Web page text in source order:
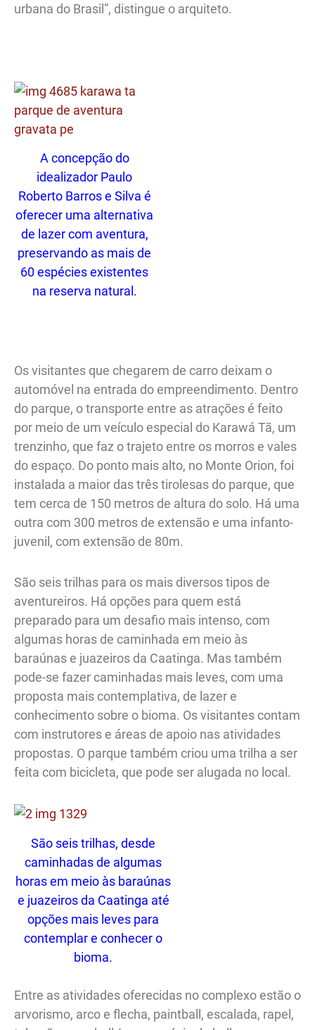
urbana do Brasil”, distingue o arquiteto.
A concepção do
idealizador Paulo
Roberto Barros e Silva é
oferecer uma alternativa
de lazer com aventura,
preservando as mais de
60 espécies existentes
na reserva natural.
Os visitantes que chegarem de carro deixam o
automóvel na entrada do empreendimento. Dentro
do parque, o transporte entre as atrações é feito
por meio de um veículo especial do Karawá Tã, um
trenzinho, que faz o trajeto entre os morros e vales
do espaço. Do ponto mais alto, no Monte Orion, foi
instalada a maior das três tirolesas do parque, que
tem cerca de 150 metros de altura do solo. Há uma
outra com 300 metros de extensão e uma infanto-
juvenil, com extensão de 80m.
São seis trilhas para os mais diversos tipos de
aventureiros. Há opções para quem está
preparado para um desafio mais intenso, com
algumas horas de caminhada em meio às
baraúnas e juazeiros da Caatinga. Mas também
pode-se fazer caminhadas mais leves, com uma
proposta mais contemplativa, de lazer e
conhecimento sobre o bioma. Os visitantes contam
com instrutores e áreas de apoio nas atividades
propostas. O parque também criou uma trilha a ser
feita com bicicleta, que pode ser alugada no local.
São seis trilhas, desde
caminhadas de algumas
horas em meio às baraúnas
e juazeiros da Caatinga até
opções mais leves para
contemplar e conhecer o
bioma.
Entre as atividades oferecidas no complexo estão o
arvorismo, arco e flecha, paintball, escalada, rapel,